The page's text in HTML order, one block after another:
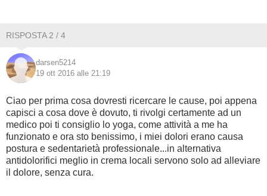
RISPOSTA 2 / 4
darsen5214
19 ott 2016 alle 21:19
Ciao per prima cosa dovresti ricercare le cause, poi appena
capisci a cosa dove è dovuto, ti rivolgi certamente ad un
medico poi ti consiglio lo yoga, come attività a me ha
funzionato e ora sto benissimo, i miei dolori erano causa
postura e sedentarietà professionale...in alternativa
antidolorifici meglio in crema locali servono solo ad alleviare
il dolore, senza cura.